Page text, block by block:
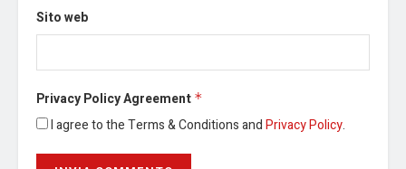
Sito web
Privacy Policy Agreement *
I agree to the Terms & Conditions andPrivacy Policy.